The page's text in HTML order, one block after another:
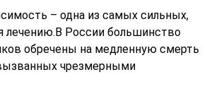
– одна из самых сильных,
лечению.В России большинство
обречены на медленную смерть
чрезмерными